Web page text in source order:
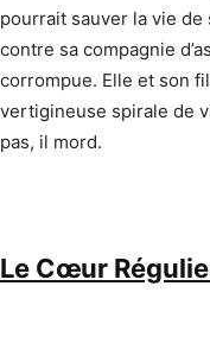
pourrait sauver la vie
contre sa compagnie
corrompue. Elle et son
vertigineuse spirale de
pas, il mord.
Le Cœur